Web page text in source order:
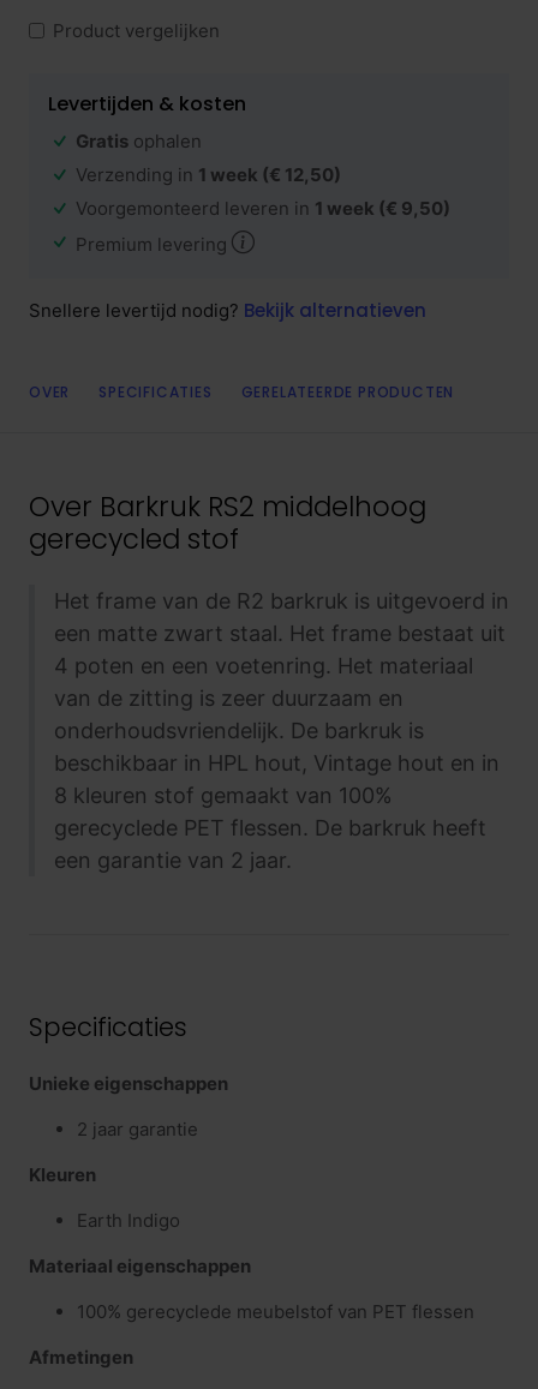
Product vergelijken
Levertijden & kosten
Gratis ophalen
Verzending in 1 week (€ 12,50)
Voorgemonteerd leveren in 1 week (€ 9,50)
Premium levering
Snellere levertijd nodig? Bekijk alternatieven
OVER SPECIFICATIES GERELATEERDE PRODUCTEN
Over Barkruk RS2 middelhoog
gerecycled stof
Het frame van de R2 barkruk is uitgevoerd in
een matte zwart staal. Het frame bestaat uit
4 poten en een voetenring. Het materiaal
van de zitting is zeer duurzaam en
onderhoudsvriendelijk. De barkruk is
beschikbaar in HPL hout, Vintage hout en in
8 kleuren stof gemaakt van 100%
gerecyclede PET flessen. De barkruk heeft
een garantie van 2 jaar.
Specificaties
Unieke eigenschappen
2 jaar garantie
Kleuren
Earth Indigo
Materiaal eigenschappen
100% gerecyclede meubelstof van PET flessen
Afmetingen